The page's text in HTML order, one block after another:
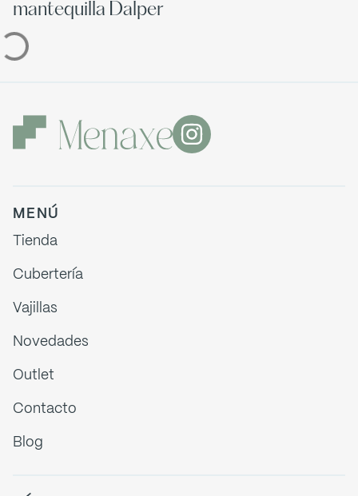
mantequilla Dalper
MENÚ
Tienda
Cubertería
Vajillas
Novedades
Outlet
Contacto
Blog